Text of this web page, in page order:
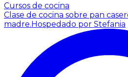
Cursos de cocina
Clase de cocina sobre pan
madre.Hospedado por Stefania